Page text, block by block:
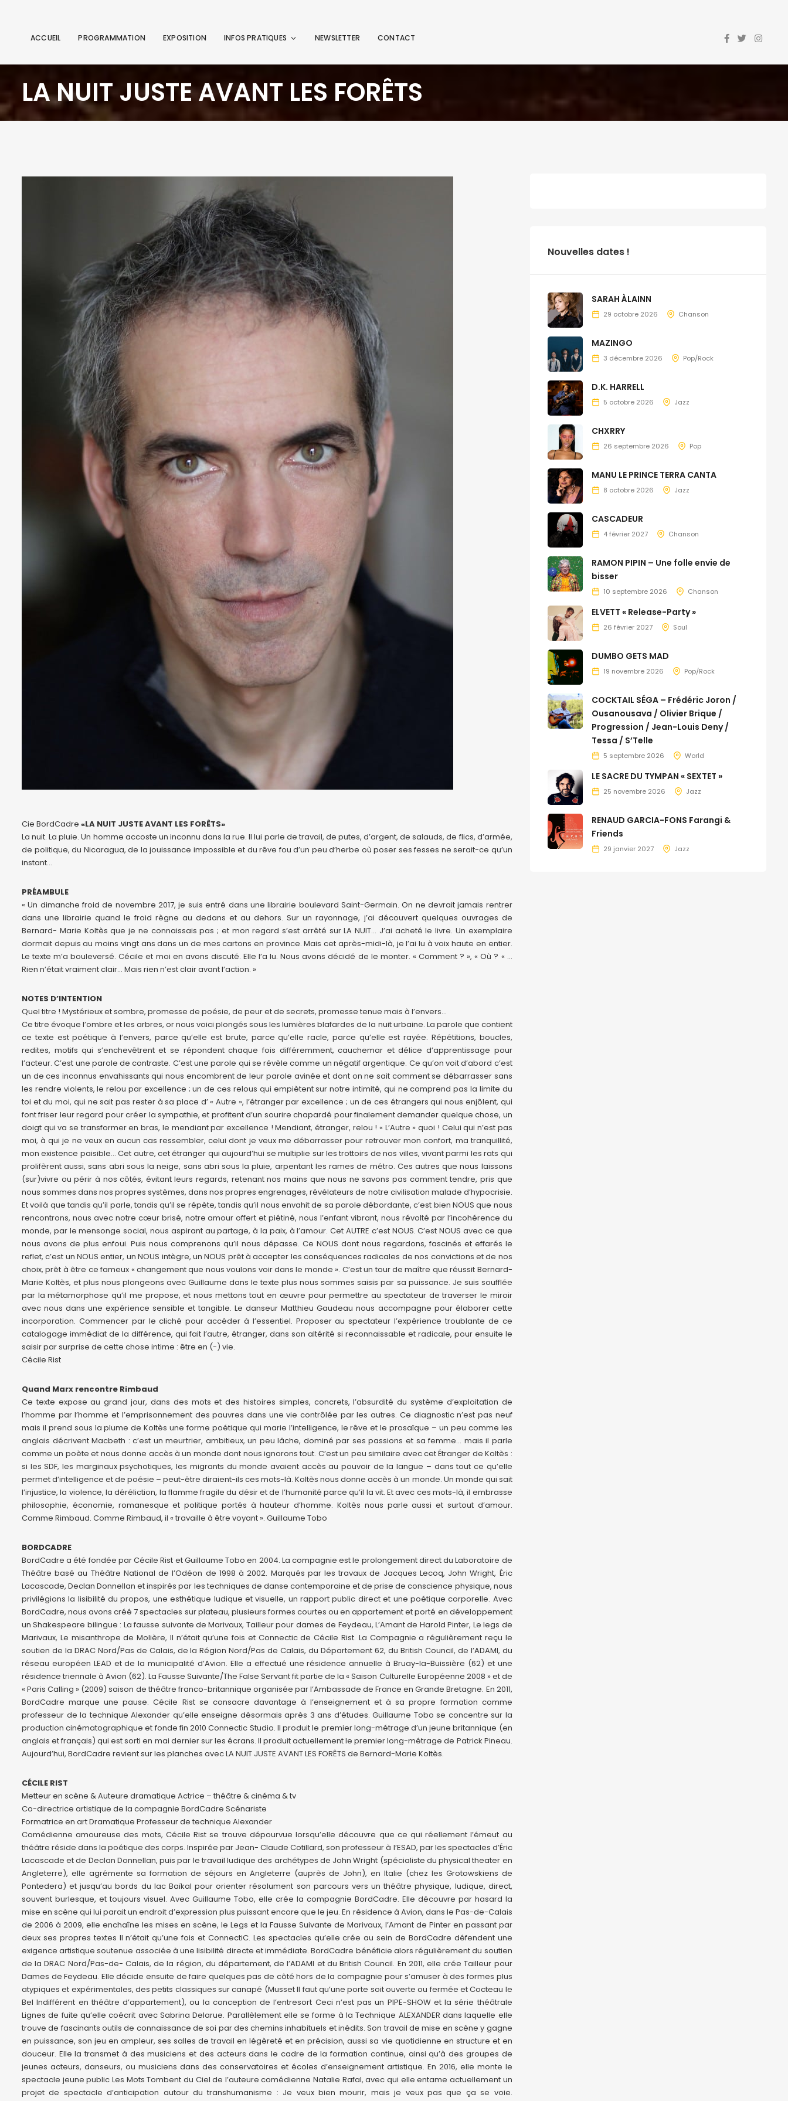
ACCUEIL PROGRAMMATION EXPOSITION INFOS PRATIQUES NEWSLETTER CONTACT
LA NUIT JUSTE AVANT LES FORÊTS
Cie BordCadre «LA NUIT JUSTE AVANT LES FORÊTS»
La nuit. La pluie. Un homme accoste un inconnu dans la rue. Il lui parle de travail, de putes, d’argent, de salauds, de flics, d’armée,
de politique, du Nicaragua, de la jouissance impossible et du rêve fou d’un peu d’herbe où poser ses fesses ne serait-ce qu’un
instant…
PRÉAMBULE
« Un dimanche froid de novembre 2017, je suis entré dans une librairie boulevard Saint-Germain. On ne devrait jamais rentrer
dans une librairie quand le froid règne au dedans et au dehors. Sur un rayonnage, j’ai découvert quelques ouvrages de
Bernard- Marie Koltès que je ne connaissais pas ; et mon regard s’est arrêté sur LA NUIT… J’ai acheté le livre. Un exemplaire
dormait depuis au moins vingt ans dans un de mes cartons en province. Mais cet après-midi-là, je l’ai lu à voix haute en entier.
Le texte m’a bouleversé. Cécile et moi en avons discuté. Elle l’a lu. Nous avons décidé de le monter. « Comment ? », « Où ? « …
Rien n’était vraiment clair… Mais rien n’est clair avant l’action. »
NOTES D’INTENTION
Quel titre ! Mystérieux et sombre, promesse de poésie, de peur et de secrets, promesse tenue mais à l’envers…
Ce titre évoque l’ombre et les arbres, or nous voici plongés sous les lumières blafardes de la nuit urbaine. La parole que contient
ce texte est poétique à l’envers, parce qu’elle est brute, parce qu’elle racle, parce qu’elle est rayée. Répétitions, boucles,
redites, motifs qui s’enchevêtrent et se répondent chaque fois différemment, cauchemar et délice d’apprentissage pour
l’acteur. C’est une parole de contraste. C’est une parole qui se révèle comme un négatif argentique. Ce qu’on voit d’abord c’est
un de ces inconnus envahissants qui nous encombrent de leur parole avinée et dont on ne sait comment se débarrasser sans
les rendre violents, le relou par excellence ; un de ces relous qui empiètent sur notre intimité, qui ne comprend pas la limite du
toi et du moi, qui ne sait pas rester à sa place d’ « Autre », l’étranger par excellence ; un de ces étrangers qui nous enjôlent, qui
font friser leur regard pour créer la sympathie, et profitent d’un sourire chapardé pour finalement demander quelque chose, un
doigt qui va se transformer en bras, le mendiant par excellence ! Mendiant, étranger, relou ! « L’Autre » quoi ! Celui qui n’est pas
moi, à qui je ne veux en aucun cas ressembler, celui dont je veux me débarrasser pour retrouver mon confort, ma tranquillité,
mon existence paisible… Cet autre, cet étranger qui aujourd’hui se multiplie sur les trottoirs de nos villes, vivant parmi les rats qui
prolifèrent aussi, sans abri sous la neige, sans abri sous la pluie, arpentant les rames de métro. Ces autres que nous laissons
(sur)vivre ou périr à nos côtés, évitant leurs regards, retenant nos mains que nous ne savons pas comment tendre, pris que
nous sommes dans nos propres systèmes, dans nos propres engrenages, révélateurs de notre civilisation malade d’hypocrisie.
Et voilà que tandis qu’il parle, tandis qu’il se répète, tandis qu’il nous envahit de sa parole débordante, c’est bien NOUS que nous
rencontrons, nous avec notre cœur brisé, notre amour offert et piétiné, nous l’enfant vibrant, nous révolté par l’incohérence du
monde, par le mensonge social, nous aspirant au partage, à la paix, à l’amour. Cet AUTRE c’est NOUS. C’est NOUS avec ce que
nous avons de plus enfoui. Puis nous comprenons qu’il nous dépasse. Ce NOUS dont nous regardons, fascinés et effarés le
reflet, c’est un NOUS entier, un NOUS intègre, un NOUS prêt à accepter les conséquences radicales de nos convictions et de nos
choix, prêt à être ce fameux « changement que nous voulons voir dans le monde ». C’est un tour de maître que réussit Bernard-
Marie Koltès, et plus nous plongeons avec Guillaume dans le texte plus nous sommes saisis par sa puissance. Je suis soufflée
par la métamorphose qu’il me propose, et nous mettons tout en œuvre pour permettre au spectateur de traverser le miroir
avec nous dans une expérience sensible et tangible. Le danseur Matthieu Gaudeau nous accompagne pour élaborer cette
incorporation. Commencer par le cliché pour accéder à l’essentiel. Proposer au spectateur l’expérience troublante de ce
catalogage immédiat de la différence, qui fait l’autre, étranger, dans son altérité si reconnaissable et radicale, pour ensuite le
saisir par surprise de cette chose intime : être en (-) vie.
Cécile Rist
Quand Marx rencontre Rimbaud
Ce texte expose au grand jour, dans des mots et des histoires simples, concrets, l’absurdité du système d’exploitation de
l’homme par l’homme et l’emprisonnement des pauvres dans une vie contrôlée par les autres. Ce diagnostic n’est pas neuf
mais il prend sous la plume de Koltès une forme poétique qui marie l’intelligence, le rêve et le prosaïque – un peu comme les
anglais décrivent Macbeth : c’est un meurtrier, ambitieux, un peu lâche, dominé par ses passions et sa femme… mais il parle
comme un poète et nous donne accès à un monde dont nous ignorons tout. C’est un peu similaire avec cet Étranger de Koltès :
si les SDF, les marginaux psychotiques, les migrants du monde avaient accès au pouvoir de la langue – dans tout ce qu’elle
permet d’intelligence et de poésie – peut-être diraient-ils ces mots-là. Koltès nous donne accès à un monde. Un monde qui sait
l’injustice, la violence, la déréliction, la flamme fragile du désir et de l’humanité parce qu’il la vit. Et avec ces mots-là, il embrasse
philosophie, économie, romanesque et politique portés à hauteur d’homme. Koltès nous parle aussi et surtout d’amour.
Comme Rimbaud. Comme Rimbaud, il « travaille à être voyant ». Guillaume Tobo
BORDCADRE
BordCadre a été fondée par Cécile Rist et Guillaume Tobo en 2004. La compagnie est le prolongement direct du Laboratoire de
Théâtre basé au Théâtre National de l’Odéon de 1998 à 2002. Marqués par les travaux de Jacques Lecoq, John Wright, Éric
Lacascade, Declan Donnellan et inspirés par les techniques de danse contemporaine et de prise de conscience physique, nous
privilégions la lisibilité du propos, une esthétique ludique et visuelle, un rapport public direct et une poétique corporelle. Avec
BordCadre, nous avons créé 7 spectacles sur plateau, plusieurs formes courtes ou en appartement et porté en développement
un Shakespeare bilingue : La fausse suivante de Marivaux, Tailleur pour dames de Feydeau, L’Amant de Harold Pinter, Le legs de
Marivaux, Le misanthrope de Molière, Il n’était qu’une fois et Connectic de Cécile Rist. La Compagnie a régulièrement reçu le
soutien de la DRAC Nord/Pas de Calais, de la Région Nord/Pas de Calais, du Département 62, du British Council, de l’ADAMI, du
réseau européen LEAD et de la municipalité d’Avion. Elle a effectué une résidence annuelle à Bruay-la-Buissière (62) et une
résidence triennale à Avion (62). La Fausse Suivante/The False Servant fit partie de la « Saison Culturelle Européenne 2008 » et de
« Paris Calling » (2009) saison de théâtre franco-britannique organisée par l’Ambassade de France en Grande Bretagne. En 2011,
BordCadre marque une pause. Cécile Rist se consacre davantage à l’enseignement et à sa propre formation comme
professeur de la technique Alexander qu’elle enseigne désormais après 3 ans d’études. Guillaume Tobo se concentre sur la
production cinématographique et fonde fin 2010 Connectic Studio. Il produit le premier long-métrage d’un jeune britannique (en
anglais et français) qui est sorti en mai dernier sur les écrans. Il produit actuellement le premier long-métrage de Patrick Pineau.
Aujourd’hui, BordCadre revient sur les planches avec LA NUIT JUSTE AVANT LES FORÊTS de Bernard-Marie Koltès.
CÉCILE RIST
Metteur en scène & Auteure dramatique Actrice – théâtre & cinéma & tv
Co-directrice artistique de la compagnie BordCadre Scénariste
Formatrice en art Dramatique Professeur de technique Alexander
Comédienne amoureuse des mots, Cécile Rist se trouve dépourvue lorsqu’elle découvre que ce qui réellement l’émeut au
théâtre réside dans la poétique des corps. Inspirée par Jean- Claude Cotillard, son professeur à l’ESAD, par les spectacles d’Éric
Lacascade et de Declan Donnellan, puis par le travail ludique des archétypes de John Wright (spécialiste du physical theater en
Angleterre), elle agrémente sa formation de séjours en Angleterre (auprès de John), en Italie (chez les Grotowskiens de
Pontedera) et jusqu’au bords du lac Baïkal pour orienter résolument son parcours vers un théâtre physique, ludique, direct,
souvent burlesque, et toujours visuel. Avec Guillaume Tobo, elle crée la compagnie BordCadre. Elle découvre par hasard la
mise en scène qui lui parait un endroit d’expression plus puissant encore que le jeu. En résidence à Avion, dans le Pas-de-Calais
de 2006 à 2009, elle enchaîne les mises en scène, le Legs et la Fausse Suivante de Marivaux, l’Amant de Pinter en passant par
deux ses propres textes Il n’était qu’une fois et ConnectiC. Les spectacles qu’elle crée au sein de BordCadre défendent une
exigence artistique soutenue associée à une lisibilité directe et immédiate. BordCadre bénéficie alors régulièrement du soutien
de la DRAC Nord/Pas-de- Calais, de la région, du département, de l’ADAMI et du British Council. En 2011, elle crée Tailleur pour
Dames de Feydeau. Elle décide ensuite de faire quelques pas de côté hors de la compagnie pour s’amuser à des formes plus
atypiques et expérimentales, des petits classiques sur canapé (Musset Il faut qu’une porte soit ouverte ou fermée et Cocteau le
Bel Indifférent en théâtre d’appartement), ou la conception de l’entresort Ceci n’est pas un PIPE-SHOW et la série théâtrale
Lignes de fuite qu’elle coécrit avec Sabrina Delarue. Parallèlement elle se forme à la Technique ALEXANDER dans laquelle elle
trouve de fascinants outils de connaissance de soi par des chemins inhabituels et inédits. Son travail de mise en scène y gagne
en puissance, son jeu en ampleur, ses salles de travail en légèreté et en précision, aussi sa vie quotidienne en structure et en
douceur. Elle la transmet à des musiciens et des acteurs dans le cadre de la formation continue, ainsi qu’à des groupes de
jeunes acteurs, danseurs, ou musiciens dans des conservatoires et écoles d’enseignement artistique. En 2016, elle monte le
spectacle jeune public Les Mots Tombent du Ciel de l’auteure comédienne Natalie Rafal, avec qui elle entame actuellement un
projet de spectacle d’anticipation autour du transhumanisme : Je veux bien mourir, mais je veux pas que ça se voie.
Nouvelles dates !
SARAH ÀLAINN
29 octobre 2026 Chanson
MAZINGO
3 décembre 2026 Pop/Rock
D.K. HARRELL
5 octobre 2026 Jazz
CHXRRY
26 septembre 2026 Pop
MANU LE PRINCE TERRA CANTA
8 octobre 2026 Jazz
CASCADEUR
4 février 2027 Chanson
RAMON PIPIN – Une folle envie de
bisser
10 septembre 2026 Chanson
ELVETT « Release-Party »
26 février 2027 Soul
DUMBO GETS MAD
19 novembre 2026 Pop/Rock
COCKTAIL SÉGA – Frédéric Joron /
Ousanousava / Olivier Brique /
Progression / Jean-Louis Deny /
Tessa / S’Telle
5 septembre 2026 World
LE SACRE DU TYMPAN « SEXTET »
25 novembre 2026 Jazz
RENAUD GARCIA-FONS Farangi &
Friends
29 janvier 2027 Jazz